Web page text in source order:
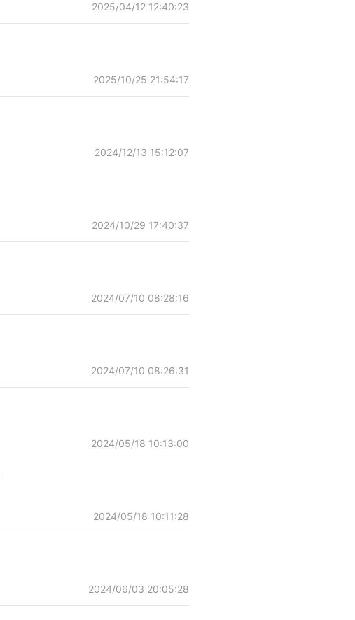
2025/04/12 12:40:23
2025/10/25 21:54:17
2024/12/13 15:12:07
2024/10/29 17:40:37
2024/07/10 08:28:16
2024/07/10 08:26:31
2024/05/18 10:13:00
2024/05/18 10:11:28
2024/06/03 20:05:28